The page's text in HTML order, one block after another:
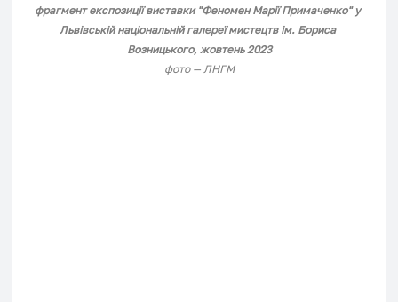
фрагмент експозиції виставки "Феномен Марії Примаченко" у
Львівській національній галереї мистецтв ім. Бориса
Возницького, жовтень 2023
фото — ЛНГМ